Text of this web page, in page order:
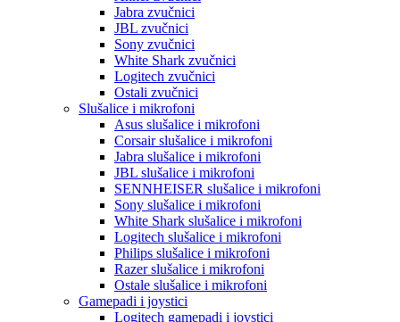
Jabra zvučnici
JBL zvučnici
Sony zvučnici
White Shark zvučnici
Logitech zvučnici
Ostali zvučnici
Slušalice i mikrofoni
Asus slušalice i mikrofoni
Corsair slušalice i mikrofoni
Jabra slušalice i mikrofoni
JBL slušalice i mikrofoni
SENNHEISER slušalice i mikrofoni
Sony slušalice i mikrofoni
White Shark slušalice i mikrofoni
Logitech slušalice i mikrofoni
Philips slušalice i mikrofoni
Razer slušalice i mikrofoni
Ostale slušalice i mikrofoni
Gamepadi i joystici
Logitech gamepadi i joystici